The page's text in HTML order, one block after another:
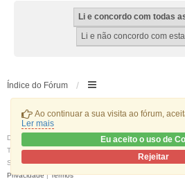
Ao continuar a sua visita ao fórum,
Ler mais
Eu aceito o uso de
Rejeitar
Índice do Fórum
Desenvolvido por
® Forum Software © phpBB
Traduzido por:phpBB Portugal
Stylewe_universalcreated by INVENTEA & v12mike
Privacidade|Termos